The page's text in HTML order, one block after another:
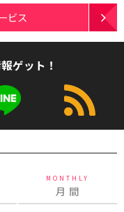
ビス
ゲット！
MONTHLY
月 間